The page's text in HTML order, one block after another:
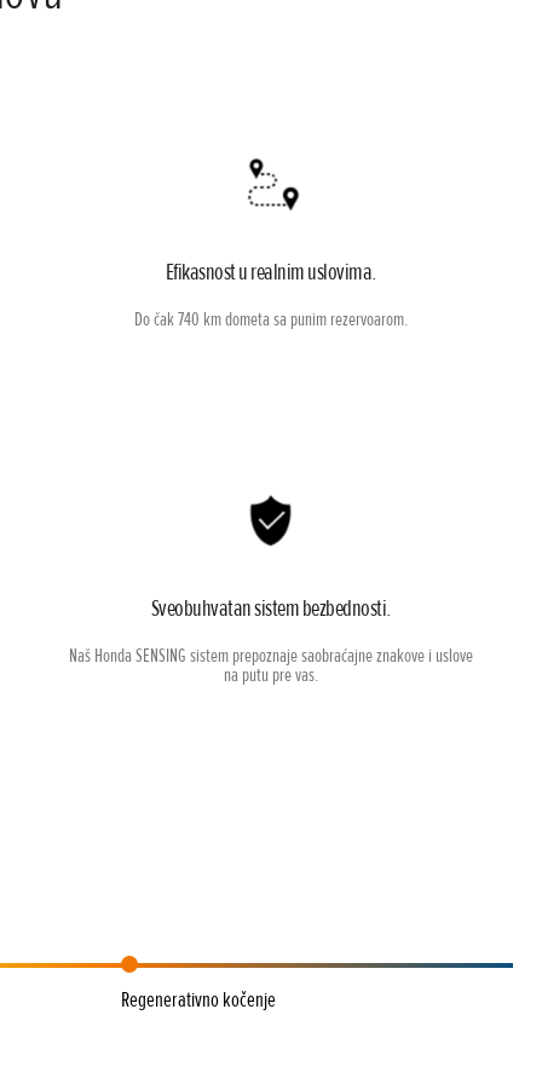
Efikasnost u realnim uslovima.
Do čak 740 km dometa sa punim rezervoarom.
Sveobuhvatan sistem bezbednosti.
Naš Honda SENSING sistem prepoznaje saobraćajne znakove i uslove
na putu pre vas.
Regenerativno kočenje